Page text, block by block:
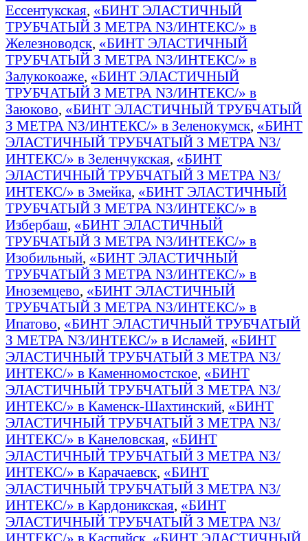
Ессентукская, «БИНТ ЭЛАСТИЧНЫЙ
ТРУБЧАТЫЙ З МЕТРА N3/ИНТЕКС/» в
Железноводск, «БИНТ ЭЛАСТИЧНЫЙ
ТРУБЧАТЫЙ З МЕТРА N3/ИНТЕКС/» в
Залукокоаже, «БИНТ ЭЛАСТИЧНЫЙ
ТРУБЧАТЫЙ З МЕТРА N3/ИНТЕКС/» в
Заюково, «БИНТ ЭЛАСТИЧНЫЙ ТРУБЧАТЫЙ
З МЕТРА N3/ИНТЕКС/» в Зеленокумск, «БИНТ
ЭЛАСТИЧНЫЙ ТРУБЧАТЫЙ З МЕТРА N3/
ИНТЕКС/» в Зеленчукская, «БИНТ
ЭЛАСТИЧНЫЙ ТРУБЧАТЫЙ З МЕТРА N3/
ИНТЕКС/» в Змейка, «БИНТ ЭЛАСТИЧНЫЙ
ТРУБЧАТЫЙ З МЕТРА N3/ИНТЕКС/» в
Избербаш, «БИНТ ЭЛАСТИЧНЫЙ
ТРУБЧАТЫЙ З МЕТРА N3/ИНТЕКС/» в
Изобильный, «БИНТ ЭЛАСТИЧНЫЙ
ТРУБЧАТЫЙ З МЕТРА N3/ИНТЕКС/» в
Иноземцево, «БИНТ ЭЛАСТИЧНЫЙ
ТРУБЧАТЫЙ З МЕТРА N3/ИНТЕКС/» в
Ипатово, «БИНТ ЭЛАСТИЧНЫЙ ТРУБЧАТЫЙ
З МЕТРА N3/ИНТЕКС/» в Исламей, «БИНТ
ЭЛАСТИЧНЫЙ ТРУБЧАТЫЙ З МЕТРА N3/
ИНТЕКС/» в Каменномостское, «БИНТ
ЭЛАСТИЧНЫЙ ТРУБЧАТЫЙ З МЕТРА N3/
ИНТЕКС/» в Каменск-Шахтинский, «БИНТ
ЭЛАСТИЧНЫЙ ТРУБЧАТЫЙ З МЕТРА N3/
ИНТЕКС/» в Канеловская, «БИНТ
ЭЛАСТИЧНЫЙ ТРУБЧАТЫЙ З МЕТРА N3/
ИНТЕКС/» в Карачаевск, «БИНТ
ЭЛАСТИЧНЫЙ ТРУБЧАТЫЙ З МЕТРА N3/
ИНТЕКС/» в Кардоникская, «БИНТ
ЭЛАСТИЧНЫЙ ТРУБЧАТЫЙ З МЕТРА N3/
ИНТЕКС/» в Каспийск, «БИНТ ЭЛАСТИЧНЫЙ